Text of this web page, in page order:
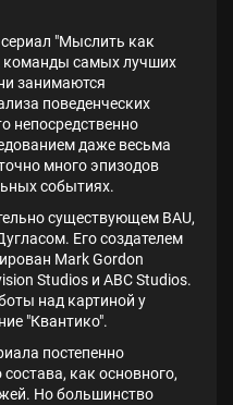
"Мыслить как
команды самых лучших
занимаются
поведенческих
непосредственно
даже весьма
много эпизодов
событиях.
существующем BAU,
Его создателем
Mark Gordon
Studios и ABC Studios.
над картиной у
"Квантико".
постепенно
как основного,
Но большинство